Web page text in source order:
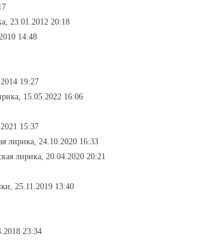
23.01.2012 20:18
14:48
19:27
15.05.2022 16:06
15:37
лирика, 24.10.2020 16:33
лирика, 20.04.2020 20:21
25.11.2019 13:40
23:34